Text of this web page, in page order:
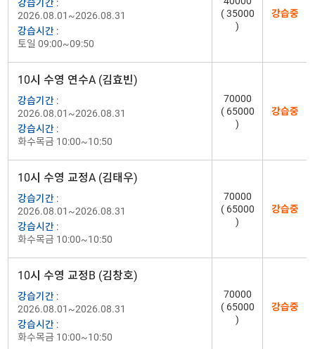
강습기간 :
2026.08.01~2026.08.31
강습시간 :
토일 09:00~09:50
( 35000
)
강습중
10시 수영 연수A (김효빈)
강습기간 :
2026.08.01~2026.08.31
강습시간 :
화수목금 10:00~10:50
70000
( 65000
)
강습중
10시 수영 교정A (김태우)
강습기간 :
2026.08.01~2026.08.31
강습시간 :
화수목금 10:00~10:50
70000
( 65000
)
강습중
10시 수영 교정B (김창호)
강습기간 :
2026.08.01~2026.08.31
강습시간 :
화수목금 10:00~10:50
70000
( 65000
)
강습중